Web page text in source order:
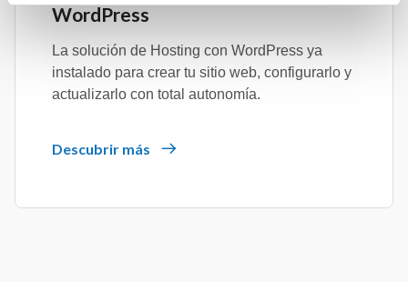
WordPress
La solución de Hosting con WordPress ya
instalado para crear tu sitio web, configurarlo y
actualizarlo con total autonomía.
Descubrir más